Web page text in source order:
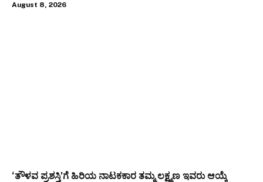
August 8, 2026
‘ತೌಳವ ಪ್ರಶಸ್ತಿ’ಗೆ ಹಿರಿಯ ನಾಟಕಕಾರ ತಮ್ಮ ಲಕ್ಷ್ಮಣ ಇವರು ಆಯ್ಕೆ